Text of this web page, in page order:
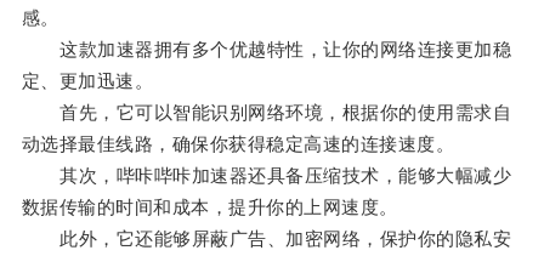
感。
这款加速器拥有多个优越特性，让你的网络连接更加稳
定、更加迅速。
首先，它可以智能识别网络环境，根据你的使用需求自
动选择最佳线路，确保你获得稳定高速的连接速度。
其次，哔咔哔咔加速器还具备压缩技术，能够大幅减少
数据传输的时间和成本，提升你的上网速度。
此外，它还能够屏蔽广告、加密网络，保护你的隐私安